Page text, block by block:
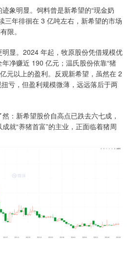
明显。饲料曾是新希望的“现金奶
三年徘徊在 3 亿吨左右，新希望的市场
限。
显。2024 年起，牧原股份凭借规模优
净赚近 190 亿元；温氏股份依靠“猪
元以上的盈利。反观新希望，虽然在 2
亏，但盈利规模微薄，远远落后于两
新希望股价自高点已跌去六七成，
就“养猪首富”的主业，正面临着猪周